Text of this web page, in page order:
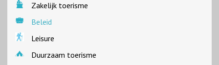
Zakelijk toerisme
Beleid
Leisure
Duurzaam toerisme